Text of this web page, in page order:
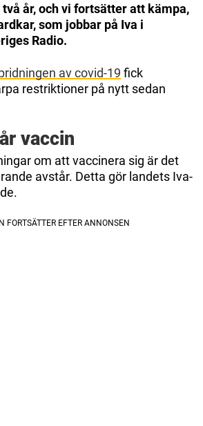
år, och vi fortsätter att kämpa,
som jobbar på Iva i
Radio.
av covid-19 fick
restriktioner på nytt sedan
vaccin
om att vaccinera sig är det
avstår. Detta gör landets Iva-